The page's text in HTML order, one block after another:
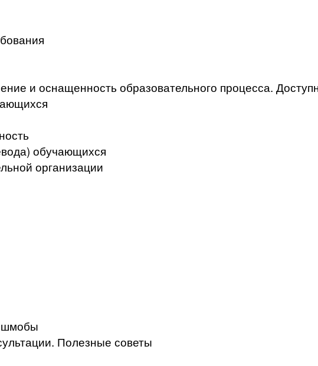
и оснащенность образовательного процесса.
обучающихся
организации
Полезные советы